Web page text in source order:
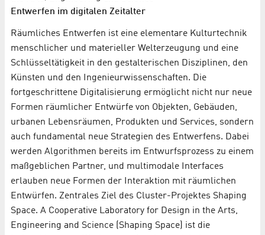
Entwerfen im digitalen Zeitalter
Räumliches Entwerfen ist eine elementare Kulturtechnik
menschlicher und materieller Welterzeugung und eine
Schlüsseltätigkeit in den gestalterischen Disziplinen, den
Künsten und den Ingenieurwissenschaften. Die
fortgeschrittene Digitalisierung ermöglicht nicht nur neue
Formen räumlicher Entwürfe von Objekten, Gebäuden,
urbanen Lebensräumen, Produkten und Services, sondern
auch fundamental neue Strategien des Entwerfens. Dabei
werden Algorithmen bereits im Entwurfsprozess zu einem
maßgeblichen Partner, und multimodale Interfaces
erlauben neue Formen der Interaktion mit räumlichen
Entwürfen. Zentrales Ziel des Cluster-Projektes Shaping
Space. A Cooperative Laboratory for Design in the Arts,
Engineering and Science (Shaping Space) ist die